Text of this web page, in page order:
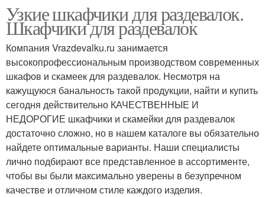
Узкие шкафчики для раздевалок.
Шкафчики для раздевалок
Компания Vrazdevalku.ru занимается
высокопрофессиональным производством современных
шкафов и скамеек для раздевалок. Несмотря на
кажущуюся банальность такой продукции, найти и купить
сегодня действительно КАЧЕСТВЕННЫЕ И
НЕДОРОГИЕ шкафчики и скамейки для раздевалок
достаточно сложно, но в нашем каталоге вы обязательно
найдете оптимальные варианты. Наши специалисты
лично подбирают все представленное в ассортименте,
чтобы вы были максимально уверены в безупречном
качестве и отличном стиле каждого изделия.